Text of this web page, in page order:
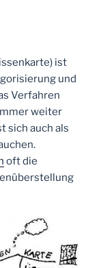
ist
und
Verfahren
weiter
sich auch als
oft die